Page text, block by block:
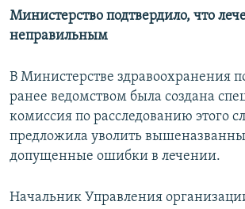
Министерство подтвердило, что
неправильным
В Министерстве здравоохранения
ранее ведомством была создана
комиссия по расследованию этого
предложила уволить
допущенные ошибки в лечении.
Начальник Управления